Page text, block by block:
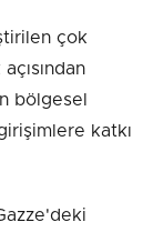
çok
bölgesel
katkı